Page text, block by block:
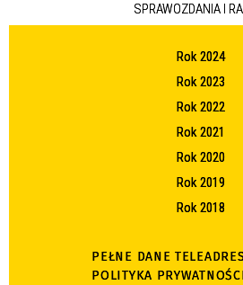
SPRAWOZDANIA I
Rok 2024
Rok 2023
Rok 2022
Rok 2021
Rok 2020
Rok 2019
Rok 2018
PEŁNE DANE
POLITYKA